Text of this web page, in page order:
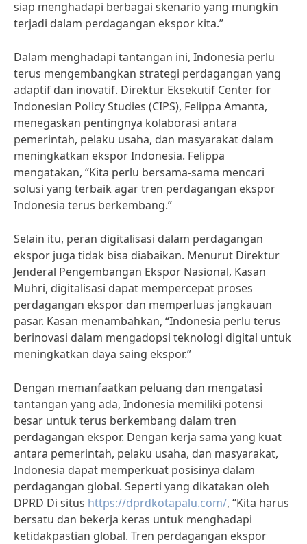
siap menghadapi berbagai skenario yang mungkin
terjadi dalam perdagangan ekspor kita.”
Dalam menghadapi tantangan ini, Indonesia perlu
terus mengembangkan strategi perdagangan yang
adaptif dan inovatif. Direktur Eksekutif Center for
Indonesian Policy Studies (CIPS), Felippa Amanta,
menegaskan pentingnya kolaborasi antara
pemerintah, pelaku usaha, dan masyarakat dalam
meningkatkan ekspor Indonesia. Felippa
mengatakan, “Kita perlu bersama-sama mencari
solusi yang terbaik agar tren perdagangan ekspor
Indonesia terus berkembang.”
Selain itu, peran digitalisasi dalam perdagangan
ekspor juga tidak bisa diabaikan. Menurut Direktur
Jenderal Pengembangan Ekspor Nasional, Kasan
Muhri, digitalisasi dapat mempercepat proses
perdagangan ekspor dan memperluas jangkauan
pasar. Kasan menambahkan, “Indonesia perlu terus
berinovasi dalam mengadopsi teknologi digital untuk
meningkatkan daya saing ekspor.”
Dengan memanfaatkan peluang dan mengatasi
tantangan yang ada, Indonesia memiliki potensi
besar untuk terus berkembang dalam tren
perdagangan ekspor. Dengan kerja sama yang kuat
antara pemerintah, pelaku usaha, dan masyarakat,
Indonesia dapat memperkuat posisinya dalam
perdagangan global. Seperti yang dikatakan oleh
DPRD Di situs https://dprdkotapalu.com/, “Kita harus
bersatu dan bekerja keras untuk menghadapi
ketidakpastian global. Tren perdagangan ekspor